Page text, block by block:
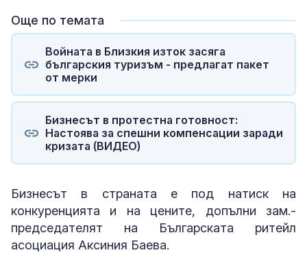
Още по темата
Войната в Близкия изток засяга
българския туризъм - предлагат пакет
от мерки
Бизнесът в протестна готовност:
Настоява за спешни компенсации заради
кризата (ВИДЕО)
Бизнесът в страната е под натиск на
конкуренцията и на цените, допълни зам.-
председателят на Българската ритейл
асоциация Аксиния Баева.